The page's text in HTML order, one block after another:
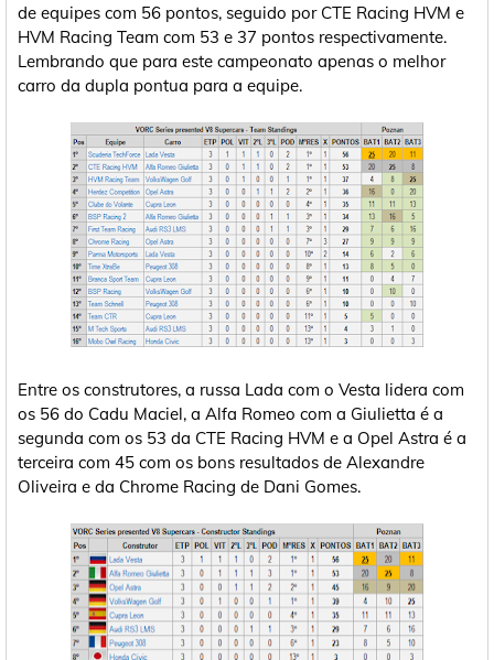
de equipes com 56 pontos, seguido por CTE Racing HVM e
HVM Racing Team com 53 e 37 pontos respectivamente.
Lembrando que para este campeonato apenas o melhor
carro da dupla pontua para a equipe.
Entre os construtores, a russa Lada com o Vesta lidera com
os 56 do Cadu Maciel, a Alfa Romeo com a Giulietta é a
segunda com os 53 da CTE Racing HVM e a Opel Astra é a
terceira com 45 com os bons resultados de Alexandre
Oliveira e da Chrome Racing de Dani Gomes.